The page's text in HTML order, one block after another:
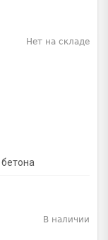
Нет на складе
В наличии